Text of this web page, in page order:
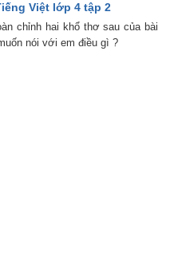
Việt lớp 4 tập 2
chỉnh hai khổ thơ sau của bài
nói với em điều gì ?